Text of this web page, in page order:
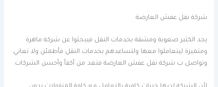
شركة نقل عفش العارضة
يجد الكثير صعوبة ومشقة بخدمات النقل فيبحثوا عن شركة ماهرة
ومتميزة ليتعاملوا معها ولتساعدهم بخدمات النقل فأطمئن ولا تعاني
وتواصل ب شركة نقل عفش العارضة فتعد من أكفأ وأحسن الشركات.